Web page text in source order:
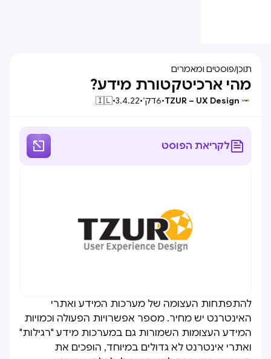
תוכן/פוסטים ומאמרים
מהי ארכיטקטורת מידע?
TZUR – UX Design
•
6דק׳•
3.4.22
•
🇮🇱
לקריאת הפוסט 
להתפתחות העצומה של מערכות המידע ואתרי
האינטרנט יש מחיר. מספר אפשרויות הפעולה וכמויות
המידע העצומות השמורות גם במערכות מידע "רגילות"
ואתרי אינטרנט לא גדולים במיוחד, הופכים את